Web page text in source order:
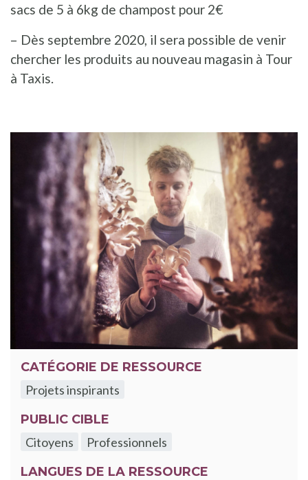
sacs de 5 à 6kg de champost pour 2€
– Dès septembre 2020, il sera possible de venir
chercher les produits au nouveau magasin à Tour
à Taxis.
CATÉGORIE DE RESSOURCE
Projets inspirants
PUBLIC CIBLE
Citoyens
Professionnels
LANGUES DE LA RESSOURCE